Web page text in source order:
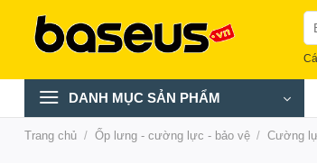
content
DANH MỤC SẢN PHẨM
Trang chủ / Ốp lưng - cường lực - bảo vệ / Cường